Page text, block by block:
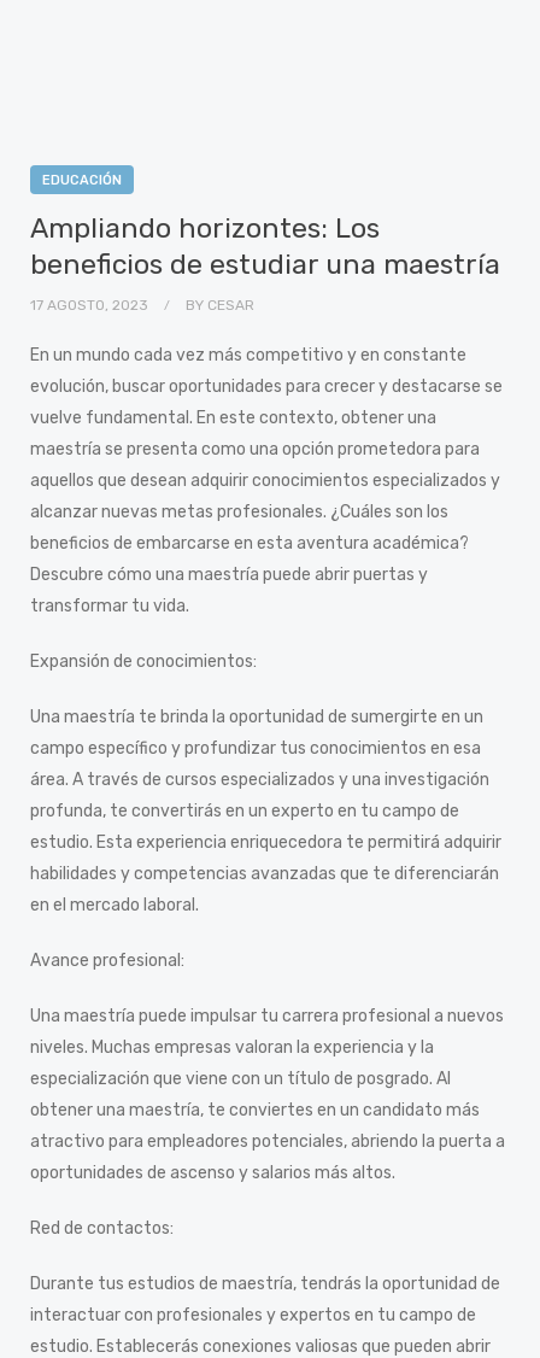
EDUCACIÓN
Ampliando horizontes: Los
beneficios de estudiar una maestría
17 AGOSTO, 2023 BY CESAR
En un mundo cada vez más competitivo y en constante
evolución, buscar oportunidades para crecer y destacarse se
vuelve fundamental. En este contexto, obtener una
maestría se presenta como una opción prometedora para
aquellos que desean adquirir conocimientos especializados y
alcanzar nuevas metas profesionales. ¿Cuáles son los
beneficios de embarcarse en esta aventura académica?
Descubre cómo una maestría puede abrir puertas y
transformar tu vida.
Expansión de conocimientos:
Una maestría te brinda la oportunidad de sumergirte en un
campo específico y profundizar tus conocimientos en esa
área. A través de cursos especializados y una investigación
profunda, te convertirás en un experto en tu campo de
estudio. Esta experiencia enriquecedora te permitirá adquirir
habilidades y competencias avanzadas que te diferenciarán
en el mercado laboral.
Avance profesional:
Una maestría puede impulsar tu carrera profesional a nuevos
niveles. Muchas empresas valoran la experiencia y la
especialización que viene con un título de posgrado. Al
obtener una maestría, te conviertes en un candidato más
atractivo para empleadores potenciales, abriendo la puerta a
oportunidades de ascenso y salarios más altos.
Red de contactos:
Durante tus estudios de maestría, tendrás la oportunidad de
interactuar con profesionales y expertos en tu campo de
estudio. Establecerás conexiones valiosas que pueden abrir